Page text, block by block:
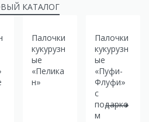
КАТАЛОГ
Палочки
кукурузн
ые
«Пелика
н»
Палочки
кукурузн
ые
«Пуфи-
Флуфи»
с
подарко
м